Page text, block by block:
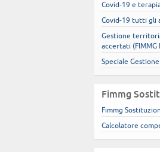
Covid-19 e
Covid-19 tutti gli
Gestione
accertati (FIMMG
Speciale
Fimmg
Fimmg
Calcolatore